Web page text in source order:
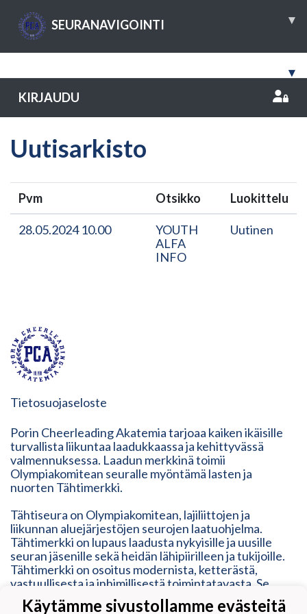
SEURANAVIGOINTI ▾
▾
KIRJAUDU
Uutisarkisto
Pvm Otsikko Luokittelu
28.05.2024 10.00
YOUTH
ALFA
INFO
Uutinen
Tietosuojaseloste
Porin Cheerleading Akatemia tarjoaa kaiken ikäisille
turvallista liikuntaa laadukkaassa ja kehittyvässä
valmennuksessa. Laadun merkkinä toimii
Olympiakomitean seuralle myöntämä lasten ja
nuorten Tähtimerkki.
Tähtiseura on Olympiakomitean, lajiliittojen ja
liikunnan aluejärjestöjen seurojen laatuohjelma.
Tähtimerkki on lupaus laadusta nykyisille ja uusille
seuran jäsenille sekä heidän lähipiirilleen ja tukijoille.
Tähtimerkki on osoitus modernista, ketterästä,
vastuullisesta ja inhimillisestä toimintatavasta. Se
vastaa erilaisten liikkujien tarpeisiin, mutta myös
kehittyy heidän mukanaan.
Käytämme sivustollamme evästeitä